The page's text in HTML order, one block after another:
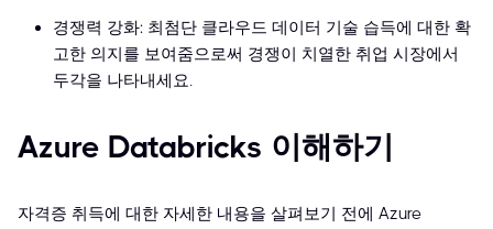
경쟁력 강화: 최첨단 클라우드 데이터 기술 습득에 대한 확
고한 의지를 보여줌으로써 경쟁이 치열한 취업 시장에서
두각을 나타내세요.
Azure Databricks 이해하기
자격증 취득에 대한 자세한 내용을 살펴보기 전에 Azure